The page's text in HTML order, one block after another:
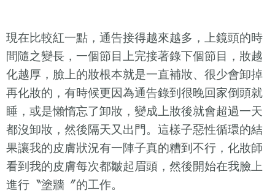
現在比較紅一點，通告接得越來越多，上鏡頭的時
間隨之變長，一個節目上完接著錄下個節目，妝越
化越厚，臉上的妝根本就是一直補妝、很少會卸掉
再化妝的，有時候更因為通告錄到很晚回家倒頭就
睡，或是懶惰忘了卸妝，變成上妝後就會超過一天
都沒卸妝，然後隔天又出門。這樣子惡性循環的結
果讓我的皮膚狀況有一陣子真的糟到不行，化妝師
看到我的皮膚每次都皺起眉頭，然後開始在我臉上
進行〝塗牆〞的工作。